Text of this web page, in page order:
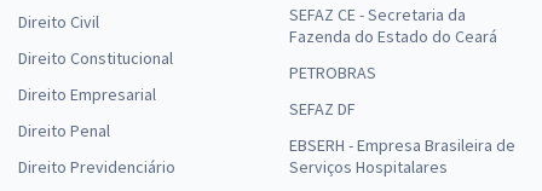
Direito Civil
Direito Constitucional
Direito Empresarial
Direito Penal
Direito Previdenciário
SEFAZ CE - Secretaria da
Fazenda do Estado do Ceará
PETROBRAS
SEFAZ DF
EBSERH - Empresa Brasileira de
Serviços Hospitalares